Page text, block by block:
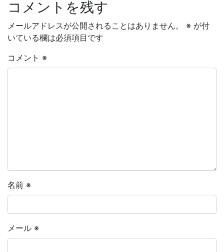
コメントを残す
メールアドレスが公開されることはありません。 ※ が付
いている欄は必須項目です
コメント ※
名前 ※
メール ※